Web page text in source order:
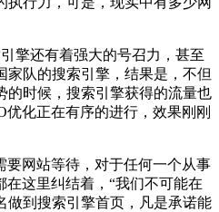
还有着强大的号召力，甚至
家队的搜索引擎，结果是，不但
的时候，搜索引擎获得的流量也
化正在有序的进行，效果刚刚
网站等待，对于任何一个从事
在这里纠结着，“我们不可能在
做到搜索引擎首页，凡是承诺能